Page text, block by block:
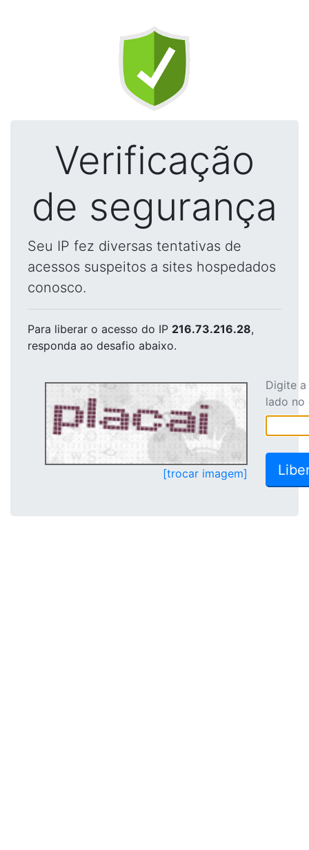
Verificação
de segurança
Seu IP fez diversas tentativas de
acessos suspeitos a sites hospedados
conosco.
Para liberar o acesso do IP 216.73.216.28,
responda ao desafio abaixo.
[trocar imagem]
Digite
lado no